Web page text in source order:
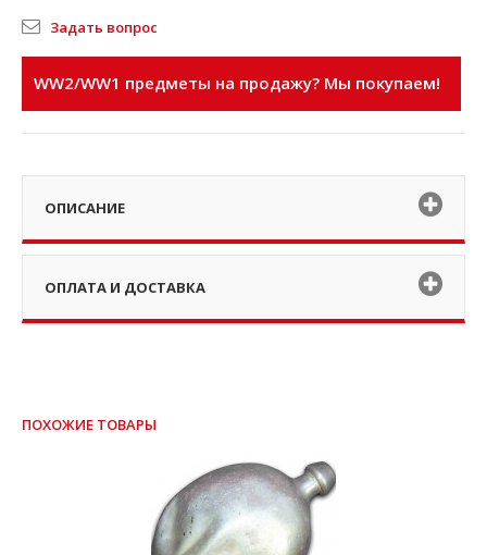
Задать вопрос
WW2/WW1 предметы на продажу? Мы покупаем!
ОПИСАНИЕ
ОПЛАТА И ДОСТАВКА
ПОХОЖИЕ ТОВАРЫ